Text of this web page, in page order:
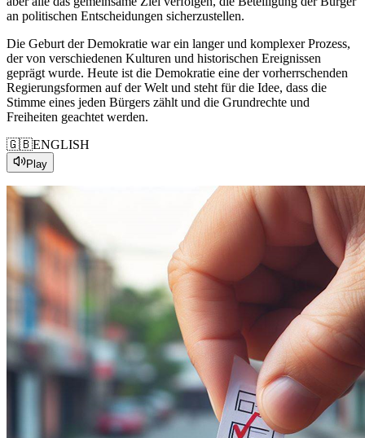
an politischen Entscheidungen sicherzustellen.
Die Geburt der Demokratie warein langerund komplexerProzess,
der von verschiedenen Kulturen und historischen Ereignissen
geprägt wurde. Heute ist die Demokratie eine dervorherrschenden
Regierungsformen auf der Welt und steht fürdie Idee, dass die
Stimme eines jeden Bürgers zählt und die Grundrechte und
Freiheiten geachtet werden.
🇬🇧ENGLISH
Play